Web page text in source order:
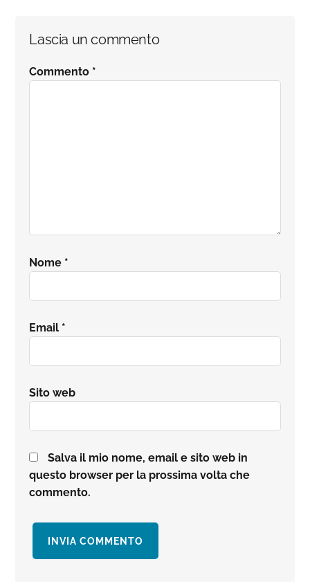
Interazioni
del
Lascia un commento
Commento *
Nome *
Email *
Sito web
Salva il mio nome, email e sito web in
questo browser per la prossima volta che
commento.